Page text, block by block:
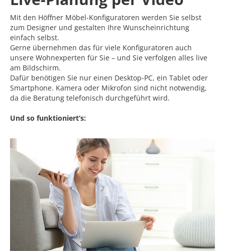
Mit den Höffner Möbel-Konfiguratoren werden Sie selbst
zum Designer und gestalten Ihre Wunscheinrichtung
einfach selbst.
Gerne übernehmen das für viele Konfiguratoren auch
unsere Wohnexperten für Sie – und Sie verfolgen alles live
am Bildschirm.
Dafür benötigen Sie nur einen Desktop-PC, ein Tablet oder
Smartphone. Kamera oder Mikrofon sind nicht notwendig,
da die Beratung telefonisch durchgeführt wird.
Und so funktioniert‘s: